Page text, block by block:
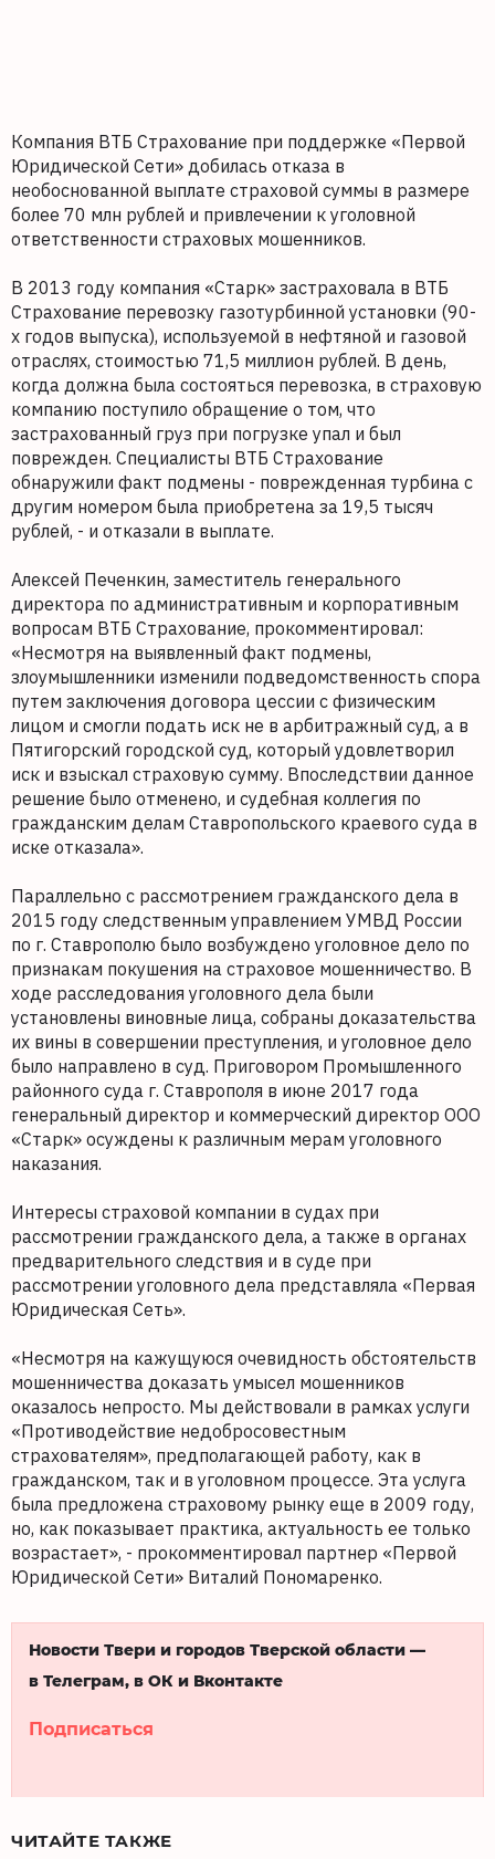
Компания ВТБ Страхование при поддержке «Первой
Юридической Сети» добилась отказа в
необоснованной выплате страховой суммы в размере
более 70 млн рублей и привлечении к уголовной
ответственности страховых мошенников.
В 2013 году компания «Старк» застраховала в ВТБ
Страхование перевозку газотурбинной установки (90-
х годов выпуска), используемой в нефтяной и газовой
отраслях, стоимостью 71,5 миллион рублей. В день,
когда должна была состояться перевозка, в страховую
компанию поступило обращение о том, что
застрахованный груз при погрузке упал и был
поврежден. Специалисты ВТБ Страхование
обнаружили факт подмены - поврежденная турбина с
другим номером была приобретена за 19,5 тысяч
рублей, - и отказали в выплате.
Алексей Печенкин, заместитель генерального
директора по административным и корпоративным
вопросам ВТБ Страхование, прокомментировал:
«Несмотря на выявленный факт подмены,
злоумышленники изменили подведомственность спора
путем заключения договора цессии с физическим
лицом и смогли подать иск не в арбитражный суд, а в
Пятигорский городской суд, который удовлетворил
иск и взыскал страховую сумму. Впоследствии данное
решение было отменено, и судебная коллегия по
гражданским делам Ставропольского краевого суда в
иске отказала».
Параллельно с рассмотрением гражданского дела в
2015 году следственным управлением УМВД России
по г. Ставрополю было возбуждено уголовное дело по
признакам покушения на страховое мошенничество. В
ходе расследования уголовного дела были
установлены виновные лица, собраны доказательства
их вины в совершении преступления, и уголовное дело
было направлено в суд. Приговором Промышленного
районного суда г. Ставрополя в июне 2017 года
генеральный директор и коммерческий директор ООО
«Старк» осуждены к различным мерам уголовного
наказания.
Интересы страховой компании в судах при
рассмотрении гражданского дела, а также в органах
предварительного следствия и в суде при
рассмотрении уголовного дела представляла «Первая
Юридическая Сеть».
«Несмотря на кажущуюся очевидность обстоятельств
мошенничества доказать умысел мошенников
оказалось непросто. Мы действовали в рамках услуги
«Противодействие недобросовестным
страхователям», предполагающей работу, как в
гражданском, так и в уголовном процессе. Эта услуга
была предложена страховому рынку еще в 2009 году,
но, как показывает практика, актуальность ее только
возрастает», - прокомментировал партнер «Первой
Юридической Сети» Виталий Пономаренко.
Новости Твери и городов Тверской области —
в Телеграм, в ОК и Вконтакте
Подписаться
ЧИТАЙТЕ ТАКЖЕ